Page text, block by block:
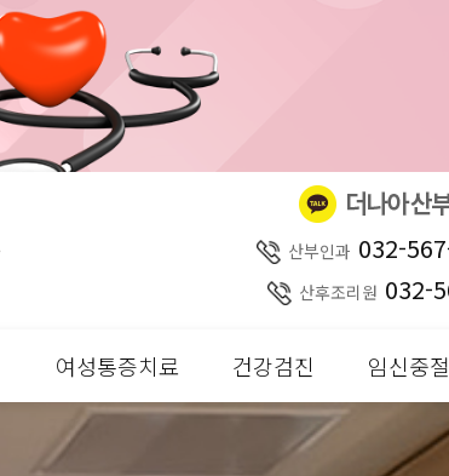
산부인과 032-
산후조리원 032-
여성통증치료 건강검진 임신중